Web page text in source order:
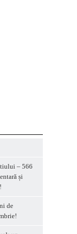
– 566
și
de